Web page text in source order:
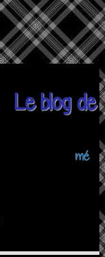
Le blog
mé